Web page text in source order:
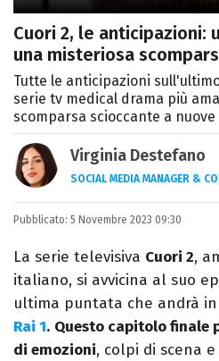
Cuori 2, le anticipazioni:
una misteriosa
Tutte le anticipazioni
serie tv medical drama più
scomparsa scioccante a
Virginia Destefano
SOCIAL MEDIA MANAGER &
Una passione
videomaking e
passatempo
Pubblicato: 5 Novembre 2023 09:30
La serie televisiva Cuori 2,
italiano, si avvicina al suo
ultima puntata che andrà
Rai 1. Questo capitolo finale
di emozioni, colpi di scena